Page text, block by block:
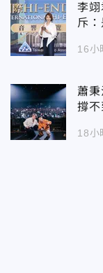
李
斥：
16小
蕭
撐不
18小